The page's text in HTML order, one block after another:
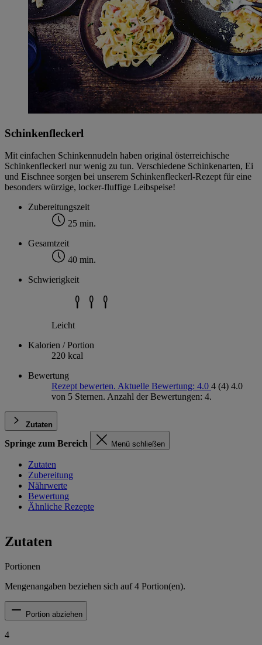
Schinkenfleckerl
Mit einfachen Schinkennudeln haben original österreichische
Schinkenfleckerl nur wenig zu tun. Verschiedene Schinkenarten, Ei
und Eischnee sorgen bei unserem Schinkenfleckerl-Rezept für eine
besonders würzige, locker-fluffige Leibspeise!
Zubereitungszeit
25 min.
Gesamtzeit
40 min.
Schwierigkeit
Leicht
Kalorien / Portion
220 kcal
Bewertung
Rezept bewerten. Aktuelle Bewertung: 4.0 4 (4) 4.0
von 5 Sternen. Anzahl der Bewertungen: 4.
Zutaten
Springe zum Bereich Menü schließen
Zutaten
Zubereitung
Nährwerte
Bewertung
Ähnliche Rezepte
Zutaten
Portionen
Mengenangaben beziehen sich auf4 Portion(en).
Portion abziehen
4